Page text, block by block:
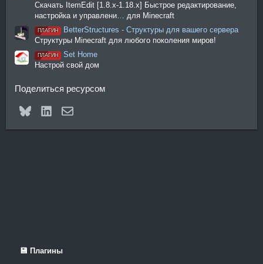
Скачать ItemEdit [1.8.x-1.18.x] Быстрое редактирование,
настройка и управлени… для Minecraft
ПЛАГИН
BetterStructures - Структуры для вашего сервера
Структуры Minecraft для любого поколения миров!
ПЛАГИН
Set Home
Настрой свой дом
Поделиться ресурсом
BlueskyLinkedInЭлектронная почта
💾 Плагины